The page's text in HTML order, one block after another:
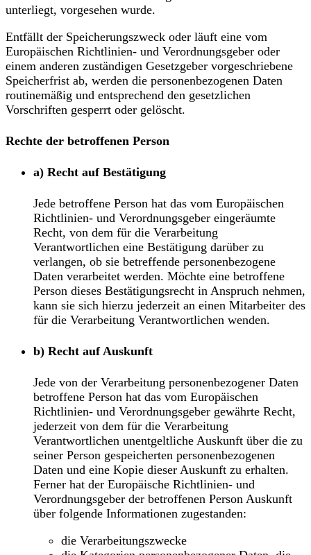
unterliegt, vorgesehen wurde.
Entfällt der Speicherungszweck oder läuft eine vom
Europäischen Richtlinien- und Verordnungsgeber oder
einem anderen zuständigen Gesetzgeber vorgeschriebene
Speicherfrist ab, werden die personenbezogenen Daten
routinemäßig und entsprechend den gesetzlichen
Vorschriften gesperrt oder gelöscht.
Rechte der betroffenen Person
a) Recht auf Bestätigung
Jede betroffene Person hat das vom Europäischen
Richtlinien- und Verordnungsgeber eingeräumte
Recht, von dem für die Verarbeitung
Verantwortlichen eine Bestätigung darüber zu
verlangen, ob sie betreffende personenbezogene
Daten verarbeitet werden. Möchte eine betroffene
Person dieses Bestätigungsrecht in Anspruch nehmen,
kann sie sich hierzu jederzeit an einen Mitarbeiter des
für die Verarbeitung Verantwortlichen wenden.
b) Recht auf Auskunft
Jede von der Verarbeitung personenbezogener Daten
betroffene Person hat das vom Europäischen
Richtlinien- und Verordnungsgeber gewährte Recht,
jederzeit von dem für die Verarbeitung
Verantwortlichen unentgeltliche Auskunft über die zu
seiner Person gespeicherten personenbezogenen
Daten und eine Kopie dieser Auskunft zu erhalten.
Ferner hat der Europäische Richtlinien- und
Verordnungsgeber der betroffenen Person Auskunft
über folgende Informationen zugestanden:
die Verarbeitungszwecke